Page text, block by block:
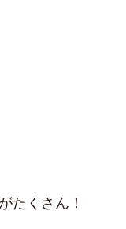
たくさん！